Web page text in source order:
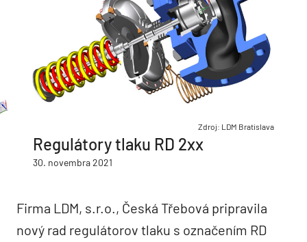
Zdroj: LDM Bratislava
Regulátory tlaku RD 2xx
30. novembra 2021
Firma LDM, s.r.o., Česká Třebová pripravila
nový rad regulátorov tlaku s označením RD